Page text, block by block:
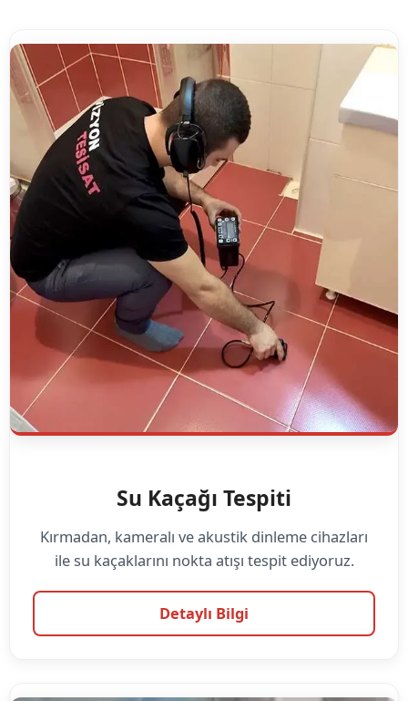
Su Kaçağı Tespiti
Kırmadan, kameralı ve akustik dinleme cihazları
ile su kaçaklarını nokta atışı tespit ediyoruz.
Detaylı Bilgi